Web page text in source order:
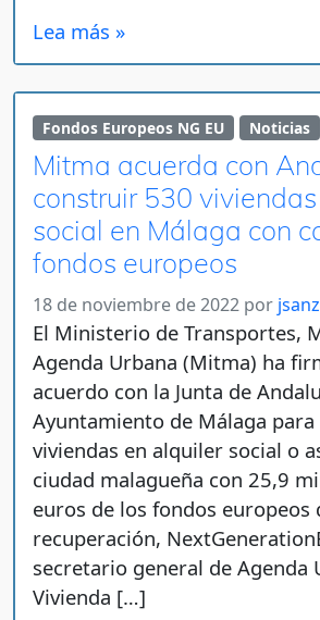
Lea más »
Fondos Europeos NG EU Noticias
Mitma acuerda con
construir 530
social en Málaga con
fondos europeos
18 de noviembre de 2022 por
El Ministerio de Transportes,
Agenda Urbana (Mitma) ha
acuerdo con la Junta de
Ayuntamiento de Málaga
viviendas en alquiler social o
ciudad malagueña con 25,9
euros de los fondos europeos
recuperación,
secretario general de Agenda
Vivienda […]